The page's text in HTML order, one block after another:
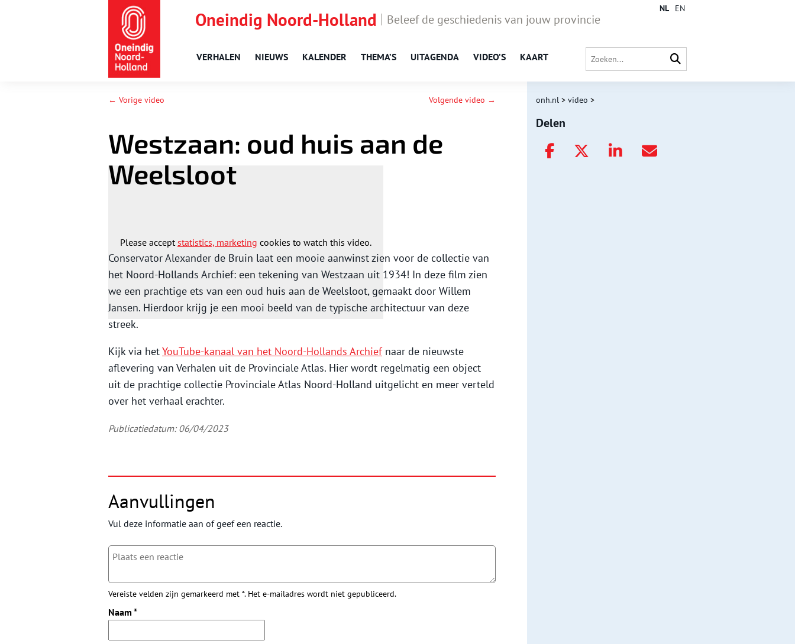
Oneindig Noord-Holland Beleef de geschiedenis van jouw provincie
VERHALEN NIEUWS KALENDER THEMA’S UITAGENDA VIDEO’S KAART
NL EN
← Vorige video Volgende video →
Westzaan: oud huis aan de
Weelsloot
Please acceptstatistics, marketing cookies to watch this video.
Conservator Alexander de Bruin laat een mooie aanwinst zien voor de collectie van
het Noord-Hollands Archief: een tekening van Westzaan uit 1934! In deze film zien
we een prachtige ets van een oud huis aan de Weelsloot, gemaakt door Willem
Jansen. Hierdoor krijg je een mooi beeld van de typische architectuur van deze
streek.
Kijk via hetYouTube-kanaal van het Noord-Hollands Archiefnaar de nieuwste
aflevering van Verhalen uit de Provinciale Atlas. Hier wordt regelmatig een object
uit de prachtige collectie Provinciale Atlas Noord-Holland uitgelicht en meer verteld
over het verhaal erachter.
Publicatiedatum: 06/04/2023
Aanvullingen
Vul deze informatie aan of geef een reactie.
Vereiste velden zijn gemarkeerd met *. Het e-mailadres wordt niet gepubliceerd.
Naam *
onh.nl > video >
Delen